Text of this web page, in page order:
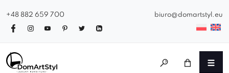
+48 882 659 700 biuro@domartstyl.eu